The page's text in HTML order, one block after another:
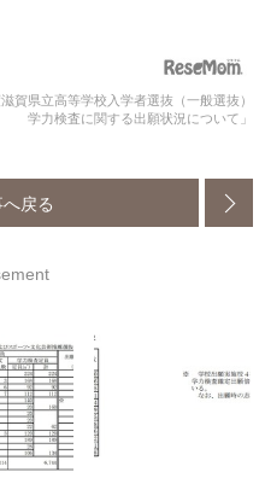
賀県立高等学校入学者選抜（一般選抜）
学力検査に関する出願状況について」
へ戻る